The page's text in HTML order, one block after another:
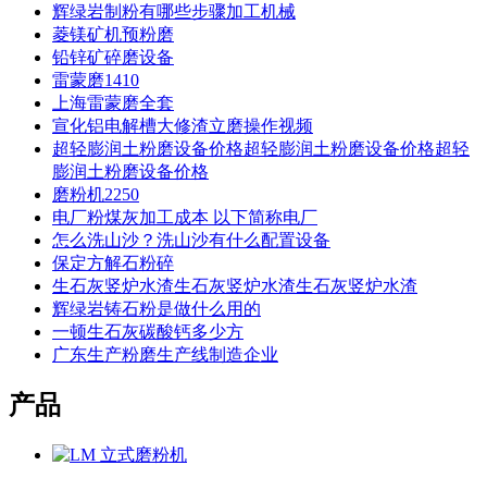
辉绿岩制粉有哪些步骤加工机械
菱镁矿机预粉磨
铅锌矿碎磨设备
雷蒙磨1410
上海雷蒙磨全套
宣化铝电解槽大修渣立磨操作视频
超轻膨润土粉磨设备价格超轻膨润土粉磨设备价格超轻
膨润土粉磨设备价格
磨粉机2250
电厂粉煤灰加工成本 以下简称电厂
怎么洗山沙？洗山沙有什么配置设备
保定方解石粉碎
生石灰竖炉水渣生石灰竖炉水渣生石灰竖炉水渣
辉绿岩铸石粉是做什么用的
一顿生石灰碳酸钙多少方
广东生产粉磨生产线制造企业
产品